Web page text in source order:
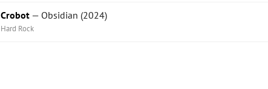
Crobot— Obsidian (2024)
Hard Rock